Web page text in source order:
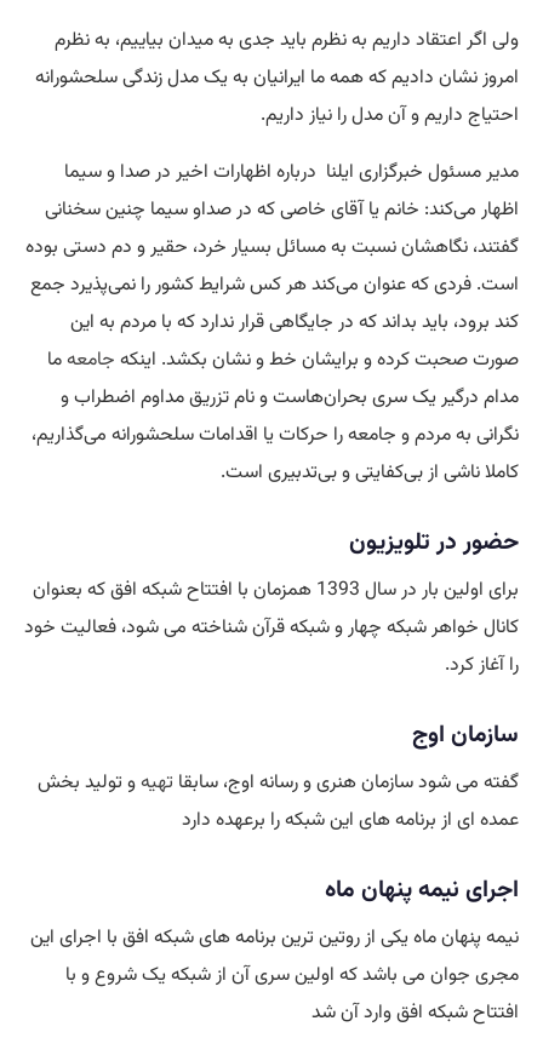
ولی اگر اعتقاد داریم به نظرم باید جدی به میدان بیاییم، به نظرم
امروز نشان دادیم که همه ما ایرانیان به یک مدل زندگی سلحشورانه
احتیاج داریم و آن مدل را نیاز داریم.
مدیر مسئول خبرگزاری ایلنا درباره اظهارات اخیر در صدا و سیما
اظهار می‌کند: خانم یا آقای خاصی که در صداو سیما چنین سخنانی
گفتند، نگاهشان نسبت به مسائل بسیار خرد، حقیر و دم دستی بوده
است. فردی که عنوان می‌کند هر کس شرایط کشور را نمی‌پذیرد جمع
کند برود، باید بداند که در جایگاهی قرار ندارد که با مردم به این
صورت صحبت کرده و برایشان خط و نشان بکشد. اینکه جامعهما
مدام درگیر یک سری بحران‌هاست و نام تزریق مداوم اضطراب و
نگرانی به مردم و جامعه را حرکات یا اقدامات سلحشورانه می‌گذاریم،
کاملا ناشی از بی‌کفایتی و بی‌تدبیری است.
حضور در تلویزیون
برای اولین بار در سال 1393 همزمان با افتتاح شبکه افق که بعنوان
کانال خواهر شبکه چهار و شبکه قرآن شناخته می شود، فعالیت خود
را آغاز کرد.
سازمان اوج
گفته می شود سازمان هنری و رسانه اوج، سابقا تهیهو تولید بخش
عمده ای از برنامه های این شبکه را برعهده دارد
اجرای نیمه پنهان ماه
نیمه پنهان ماه یکی از روتین ترین برنامه های شبکه افق با اجرای این
مجری جوان می باشد که اولین سری آن از شبکه یک شروع و با
افتتاح شبکه افق وارد آن شد